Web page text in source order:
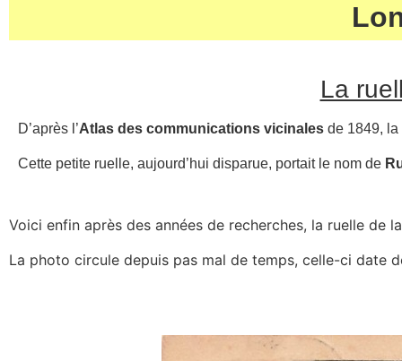
La
D’après l’Atlas des communications vicinales de 1849, la
Cette petite ruelle, aujourd’hui disparue, portait le nom de
Voici enfin après des années de recherches, la ruelle de
La photo circule depuis pas mal de temps, celle-ci date